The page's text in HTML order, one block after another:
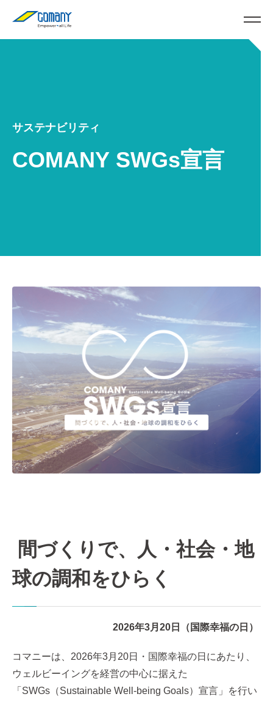
サステナビリティ
COMANY SWGs宣言
間づくりで、人・社会・地
球の調和をひらく
2026年3月20日（国際幸福の日）
コマニーは、2026年3月20日・国際幸福の日にあたり、
ウェルビーイングを経営の中心に据えた
「SWGs（Sustainable Well-being Goals）宣言」を行い